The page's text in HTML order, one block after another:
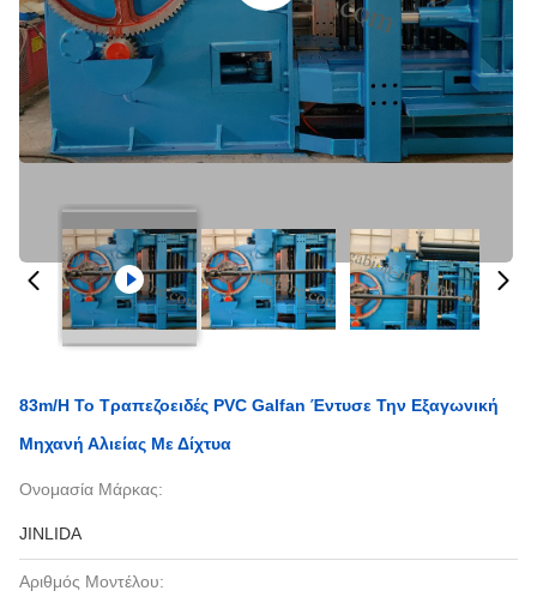
83m/H Το Τραπεζοειδές PVC Galfan Έντυσε Την Εξαγωνική
Μηχανή Αλιείας Με Δίχτυα
Ονομασία Μάρκας:
JINLIDA
Αριθμός Μοντέλου: